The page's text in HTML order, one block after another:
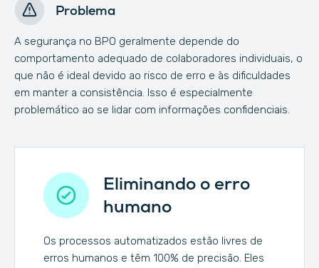
Problema
A segurança no BPO geralmente depende do
comportamento adequado de colaboradores individuais, o
que não é ideal devido ao risco de erro e às dificuldades
em manter a consistência. Isso é especialmente
problemático ao se lidar com informações confidenciais.
Eliminando o erro
humano
Os processos automatizados estão livres de
erros humanos e têm 100% de precisão. Eles